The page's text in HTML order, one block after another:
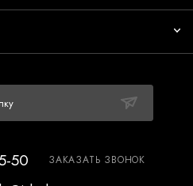
50 ЗАКАЗАТЬ ЗВОНОК